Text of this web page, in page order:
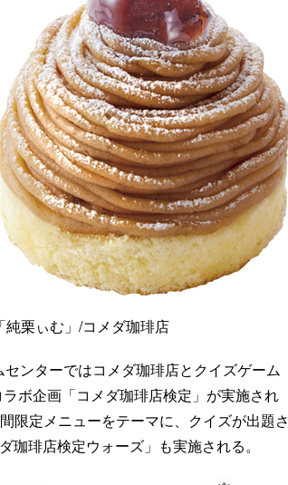
純栗ぃむ」/コメダ珈琲店
ンターではコメダ珈琲店とクイズゲーム
ボ企画「コメダ珈琲店検定」が実施され
限定メニューをテーマに、クイズが出題さ
琲店検定ウォーズ」も実施される。